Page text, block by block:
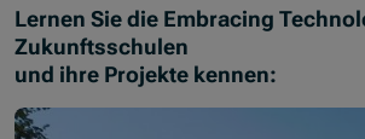
Lernen Sie die Embracing
Zukunftsschulen
und ihre Projekte kennen: